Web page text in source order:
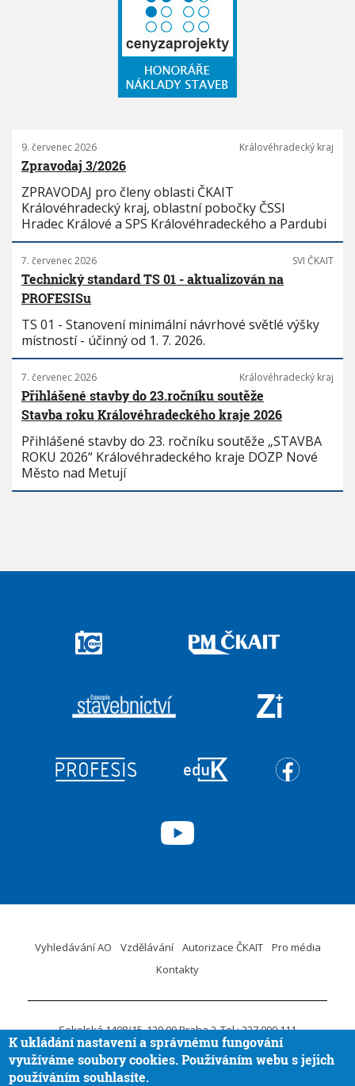
9. červenec 2026 Královéhradecký kraj
Zpravodaj 3/2026
ZPRAVODAJ pro členy oblasti ČKAIT
Královéhradecký kraj, oblastní pobočky ČSSI
Hradec Králové a SPS Královéhradeckého a Pardubi
7. červenec 2026 SVI ČKAIT
Technický standard TS 01 - aktualizován na
PROFESISu
TS 01 - Stanovení minimální návrhové světlé výšky
místností - účinný od 1. 7. 2026.
7. červenec 2026 Královéhradecký kraj
Přihlášené stavby do 23.ročníku soutěže
Stavba roku Královéhradeckého kraje 2026
Přihlášené stavby do 23. ročníku soutěže „STAVBA
ROKU 2026“ Královéhradeckého kraje DOZP Nové
Město nad Metují
Vyhledávání AO Vzdělávání Autorizace ČKAIT
Pro média
Kontakty
Sokolská 1498/15 120 00 Praha 2 Tel.: 227 090 111
ID DS:krvaigt E-mail.:ckait@ckait.cz Ochrana osobních údajů
Oznámení porušení práva EU
K ukládání nastavení a správnému fungování
využíváme soubory cookies. Používáním webu s jejich
používáním souhlasíte.